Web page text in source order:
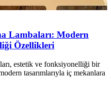
Lambaları: Modern
Özellikleri
estetik ve fonksiyonelliği bir
tasarımlarıyla iç mekanlara